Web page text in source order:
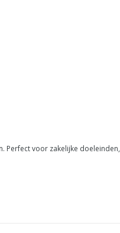
Perfect voor zakelijke doeleinden,